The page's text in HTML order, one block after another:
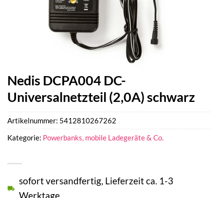
Nedis DCPA004 DC-
Universalnetzteil (2,0A) schwarz
sofort versandfertig, Lieferzeit ca. 1-3
Werktage
Artikelnummer: 5412810267262
Kategorie: Powerbanks, mobile Ladegeräte & Co.